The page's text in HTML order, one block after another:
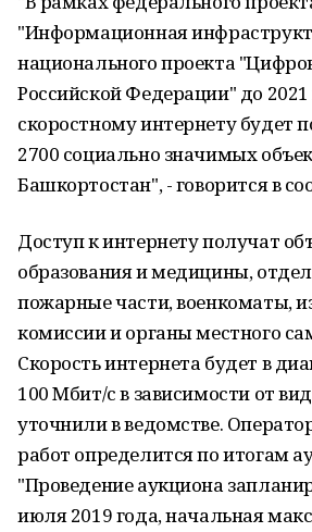
"Информационная
национального проекта
Российской Федерации" до 2021
скоростному интернету будет
2700 социально значимых
Башкортостан", - говорится в
Доступ к интернету получат
образования и медицины,
пожарные части, военкоматы,
комиссии и органы местного
Скорость интернета будет в
100 Мбит/с в зависимости от
уточнили в ведомстве.
работ определится по итогам
"Проведение аукциона
июля 2019 года, начальная